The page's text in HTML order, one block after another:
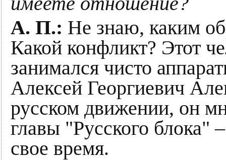
А. П.: Не знаю, каким
Какой конфликт? Этот
занимался чисто
Алексей Георгиевич
русском движении, он
главы "Русского блока"
свое время.